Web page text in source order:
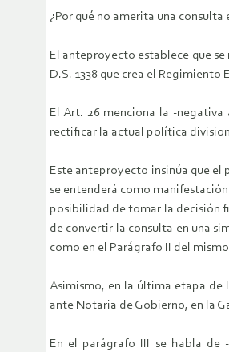
¿Por qué no amerita una
El anteproyecto establece que
D.S. 1338 que crea el
El Art. 26 menciona la -
rectificar la actual política
Este anteproyecto insinúa que el
se entenderá como
posibilidad de tomar la decisión
de convertir la consulta en una
como en el Parágrafo II del
Asimismo, en la última etapa de
ante Notaria de Gobierno, en la
En el parágrafo III se habla de